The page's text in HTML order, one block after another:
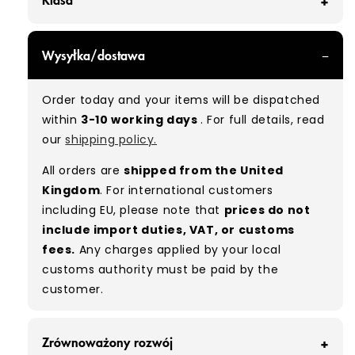
can expect items that are in great condition
with minimal signs of wear. While they are
used, they remain free of significant defects
and are in excellent shape overall.
Please note:As these are vintage/used
garments, a small percentage (5–10%) may
have minor flaws such as small tears, holes, or
stains. While we carefully inspect all items, a
degree of human error is possible. Condition
can vary slightly between pieces, and some
Wysyłka/dostawa
Order today and your items will be dispatched
within 3-10 working days. For full details, read
ourshipping policy.
All orders are shipped from the United
Kingdom. For international customers
including EU, please note that prices do not
include import duties, VAT, or customs
fees. Any charges applied by your local
customs authority must be paid by the
customer.
Zrównoważony rozwój